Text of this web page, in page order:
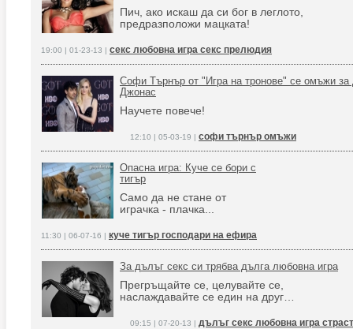
Пич, ако искаш да си бог в леглото,
предразположи мацката!
19:00 | 01-23-13 | секс любовна игра секс прелюдия
Софи Търнър от "Игра на тронове" се омъжи
Джонас
Научете повече!
12:10 | 05-03-19 | софи търнър омъжи
Опасна игра: Куче се бори с
тигър
Само да не стане от
играчка - плачка...
11:30 | 06-07-16 | куче тигър господари на ефира
За дълъг секс си трябва дълга любовна игра
Прегръщайте се, целувайте се,
наслаждавайте се един на друг…
09:15 | 07-20-13 | дълъг секс любовна игра страст